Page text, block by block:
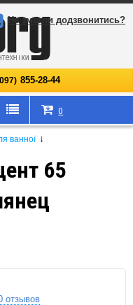
855-28-44
Не змогли додзвонитись?
0
ванної ↓
65
отзывов